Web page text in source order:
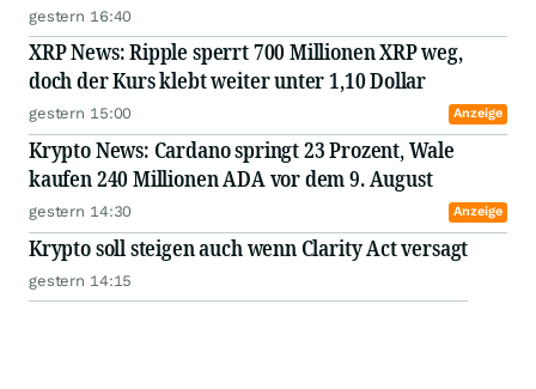
gestern 16:40
XRP News: Ripple sperrt 700 Millionen XRP weg,
doch der Kurs klebt weiter unter 1,10 Dollar
gestern 15:00 Anzeige
Krypto News: Cardano springt 23 Prozent, Wale
kaufen 240 Millionen ADA vor dem 9. August
gestern 14:30 Anzeige
Krypto soll steigen auch wenn Clarity Act versagt
gestern 14:15